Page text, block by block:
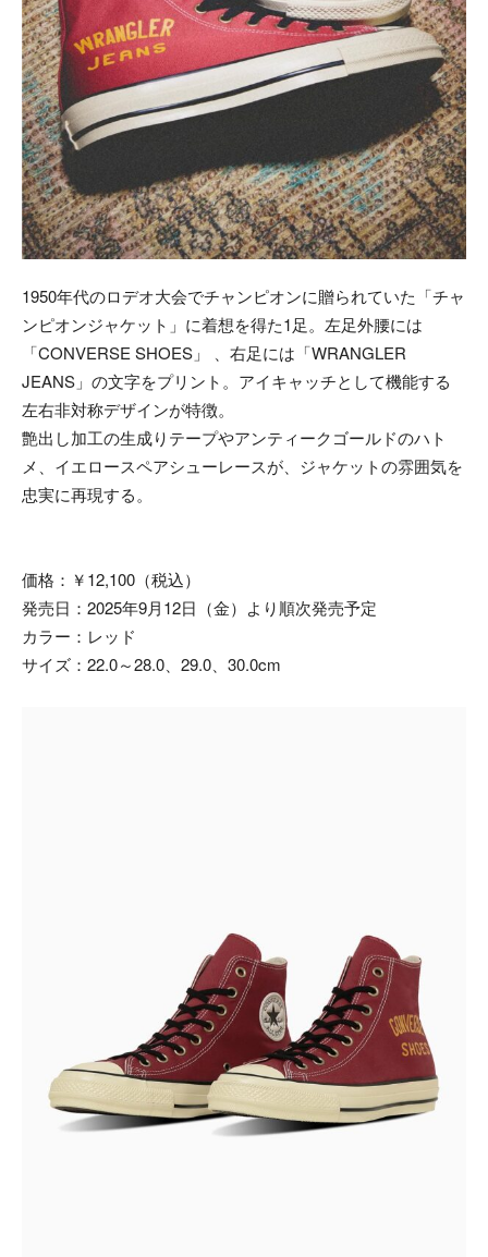
1950年代のロデオ大会でチャンピオンに贈られていた「チャ
ンピオンジャケット」に着想を得た1足。左足外腰には
「CONVERSE SHOES」 、右足には「WRANGLER
JEANS」の文字をプリント。アイキャッチとして機能する
左右非対称デザインが特徴。
艶出し加工の生成りテープやアンティークゴールドのハト
メ、イエロースペアシューレースが、ジャケットの雰囲気を
忠実に再現する。
価格：￥12,100（税込）
発売日：2025年9月12日（金）より順次発売予定
カラー：レッド
サイズ：22.0～28.0、29.0、30.0cm